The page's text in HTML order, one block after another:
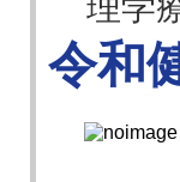
令和